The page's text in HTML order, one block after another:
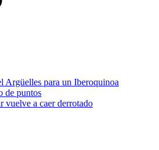
Argüelles para un Iberoquinoa
de puntos
vuelve a caer derrotado